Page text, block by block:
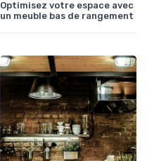
Optimisez votre espace avec
un meuble bas de rangement